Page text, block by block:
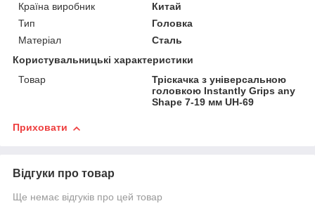
Країна виробник
Китай
Тип
Головка
Матеріал
Сталь
Користувальницькі характеристики
Товар
Тріскачка з універсальною
головкою Instantly Grips any
Shape 7-19 мм UH-69
Приховати
Відгуки про товар
Ще немає відгуків про цей товар